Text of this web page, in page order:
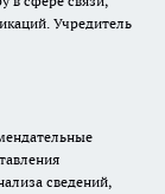
Учредитель
сведений,